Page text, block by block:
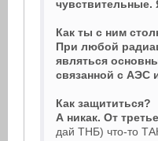
чувствительные.
Как ты с ним
При любой
являться
связанной с АЭС
Как защититься?
А никак. От
дай ТНБ) что-то